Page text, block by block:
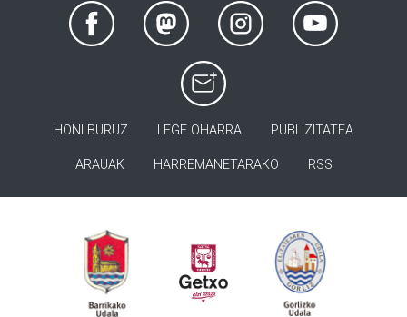
HONI BURUZ LEGE OHARRA PUBLIZITATEA
ARAUAK HARREMANETARAKO RSS